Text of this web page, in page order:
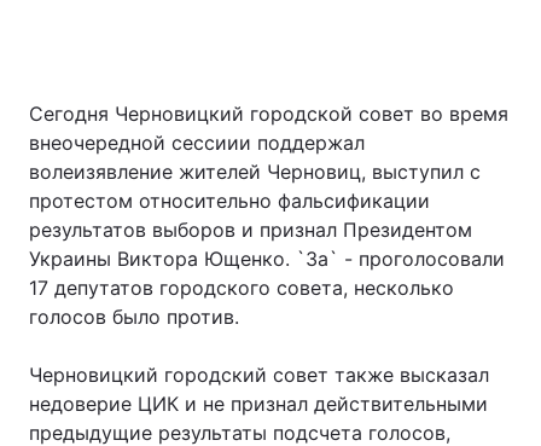
Сегодня Черновицкий городской совет во время
внеочередной сессиии поддержал
волеизявление жителей Черновиц, выступил с
протестом относительно фальсификации
результатов выборов и признал Президентом
Украины Виктора Ющенко. `За` - проголосовали
17 депутатов городского совета, несколько
голосов было против.
Черновицкий городский совет также высказал
недоверие ЦИК и не признал действительными
предыдущие результаты подсчета голосов,